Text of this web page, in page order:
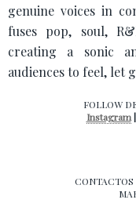
genuine voices in
fuses pop, soul,
creating a sonic
audiences to feel, let
FOLLOW
Instagram|
CONTACTOS